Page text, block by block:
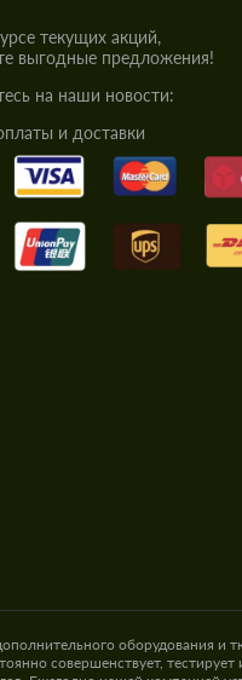
текущих акций,
выгодные предложения!
на наши новости:
и доставки
оборудования
совершенствует,